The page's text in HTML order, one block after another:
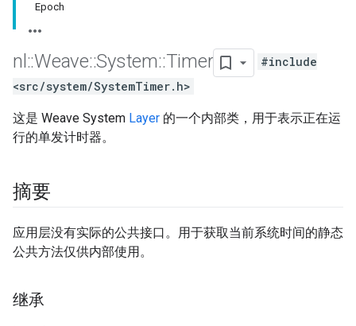
Epoch
nl ::Weave::System::Timer
#include
<src/system/SystemTimer.h>
这是 Weave System Layer 的一个内部类，用于表示正在运
行的单发计时器。
摘要
应用层没有实际的公共接口。用于获取当前系统时间的静态
公共方法仅供内部使用。
继承